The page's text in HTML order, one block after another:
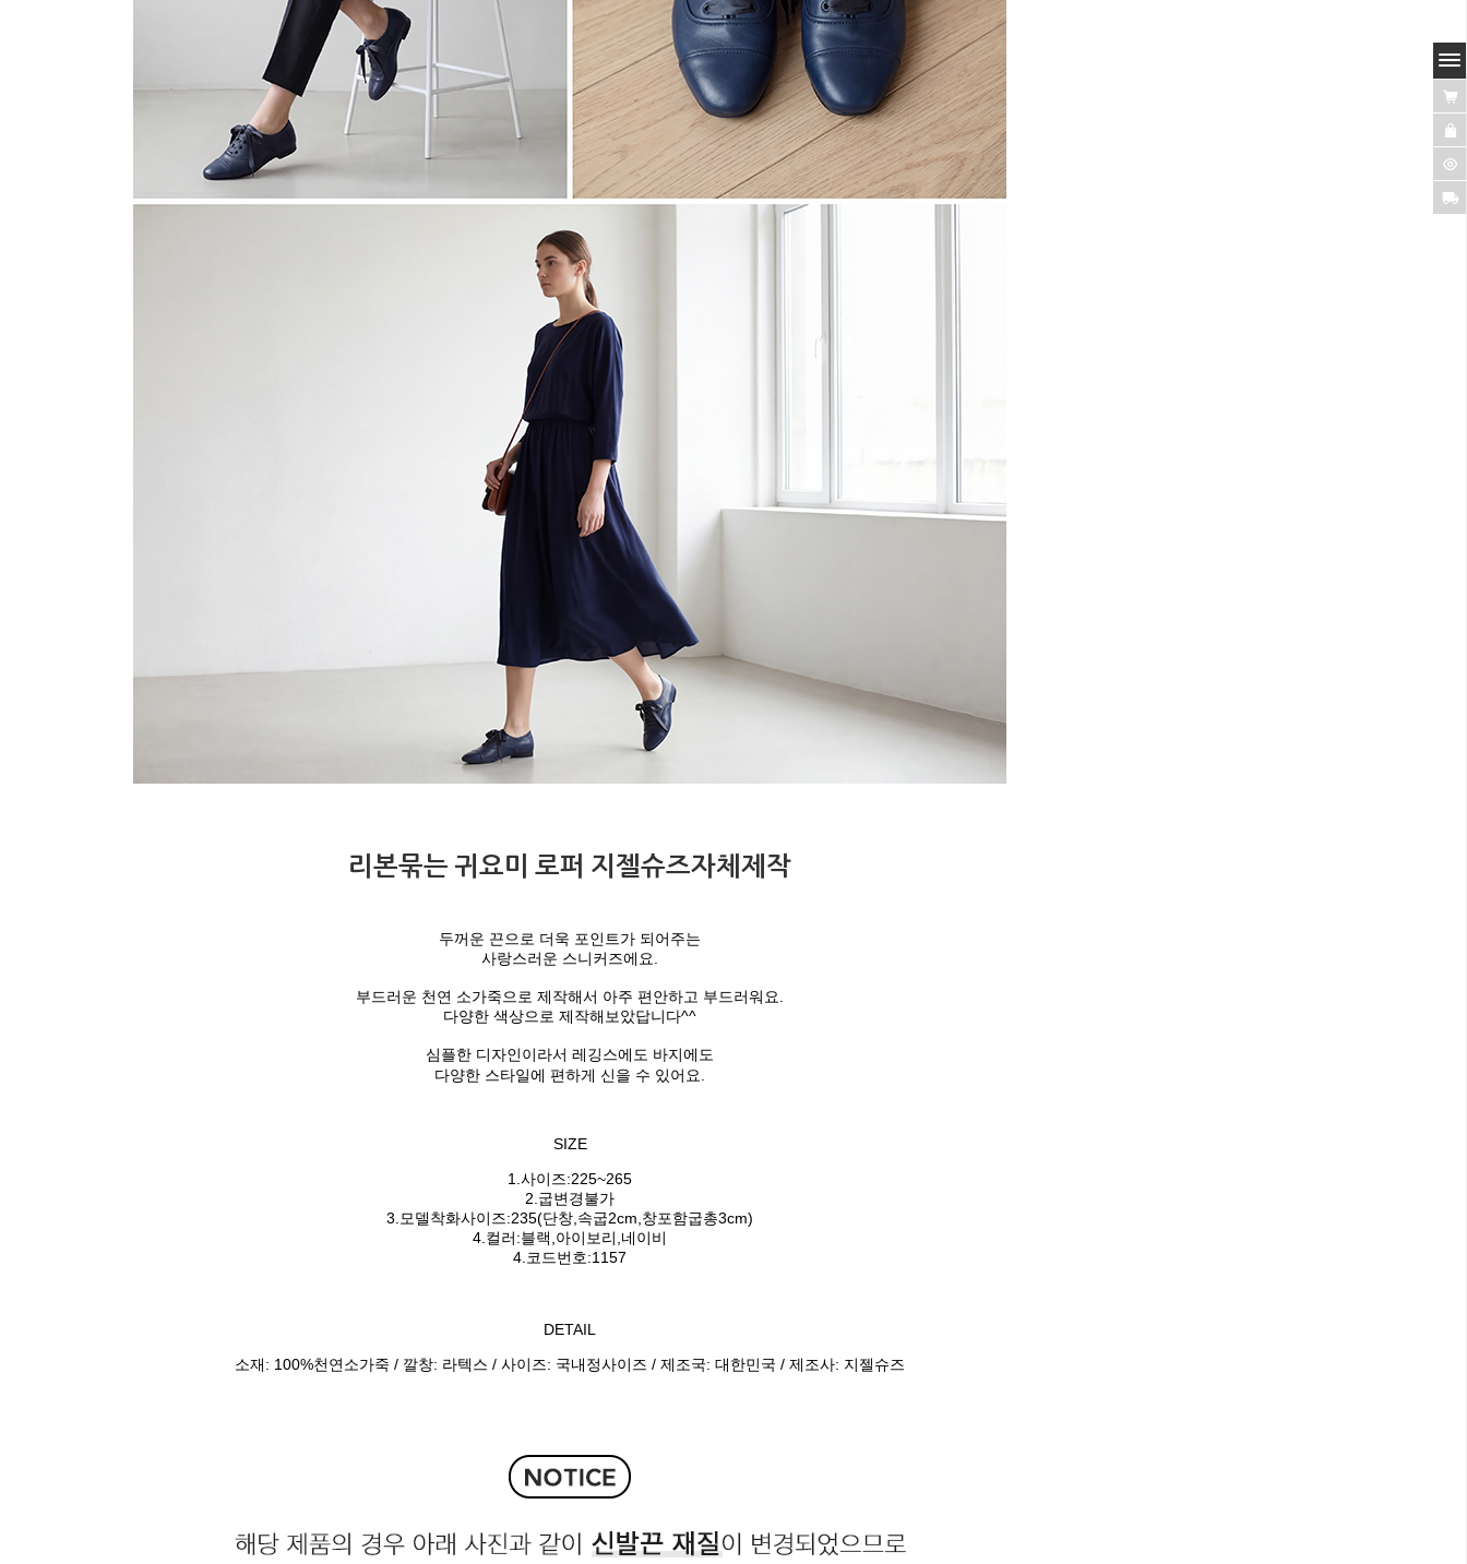
리본묶는 귀요미 로퍼 지젤슈즈자체제작
두꺼운 끈으로 더욱 포인트가 되어주는
사랑스러운 스니커즈에요.
부드러운 천연 소가죽으로 제작해서 아주 편안하고 부드러워요.
다양한 색상으로 제작해보았답니다^^
심플한 디자인이라서 레깅스에도 바지에도
다양한 스타일에 편하게 신을 수 있어요.
SIZE
1.사이즈:225~265
2.굽변경불가
3.모델착화사이즈:235(단창,속굽2cm,창포함굽총3cm)
4.컬러:블랙,아이보리,네이비
4.코드번호:1157
DETAIL
소재: 100%천연소가죽 / 깔창: 라텍스 / 사이즈: 국내정사이즈 / 제조국: 대한민국 / 제조사: 지젤슈즈